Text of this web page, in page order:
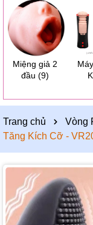
Miệng giả 2
đầu (9)
Trang chủ Vòng
Tăng Kích Cỡ -